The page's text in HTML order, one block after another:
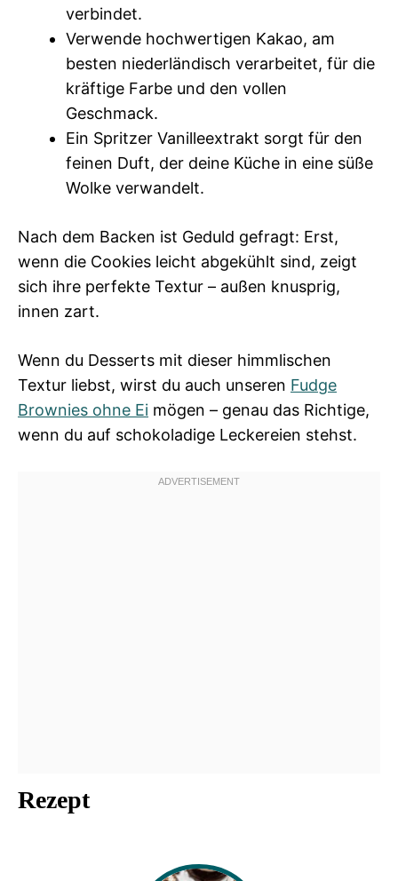
verbindet.
Verwende hochwertigen Kakao, am
besten niederländisch verarbeitet, für die
kräftige Farbe und den vollen
Geschmack.
Ein Spritzer Vanilleextrakt sorgt für den
feinen Duft, der deine Küche in eine süße
Wolke verwandelt.
Nach dem Backen ist Geduld gefragt: Erst,
wenn die Cookies leicht abgekühlt sind, zeigt
sich ihre perfekte Textur – außen knusprig,
innen zart.
Wenn du Desserts mit dieser himmlischen
Textur liebst, wirst du auch unseren Fudge
Brownies ohne Ei mögen – genau das Richtige,
wenn du auf schokoladige Leckereien stehst.
Rezept